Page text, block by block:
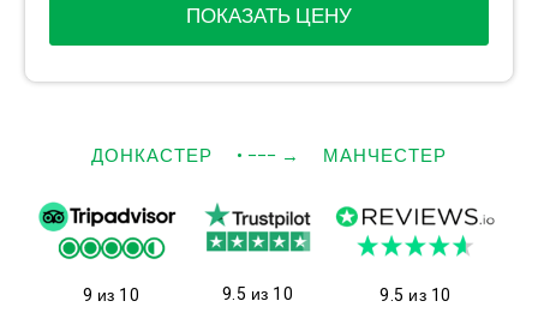
ПОКАЗАТЬ ЦЕНУ
ДОНКАСТЕР • −−− → МАНЧЕСТЕР
9 из 10 9.5 из 10 9.5 из 10